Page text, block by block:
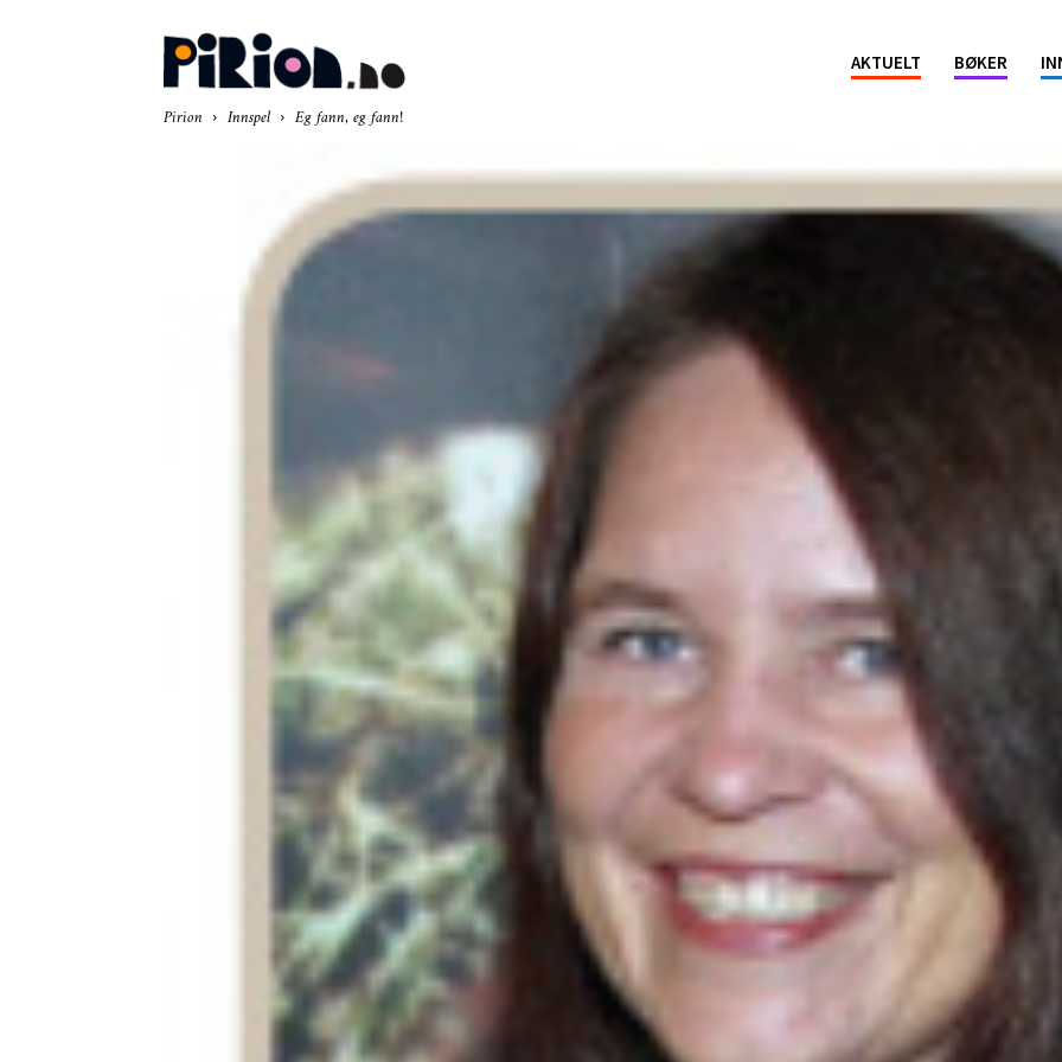
AKTUELT BØKER
Pirion Innspel Eg fann, eg fann!